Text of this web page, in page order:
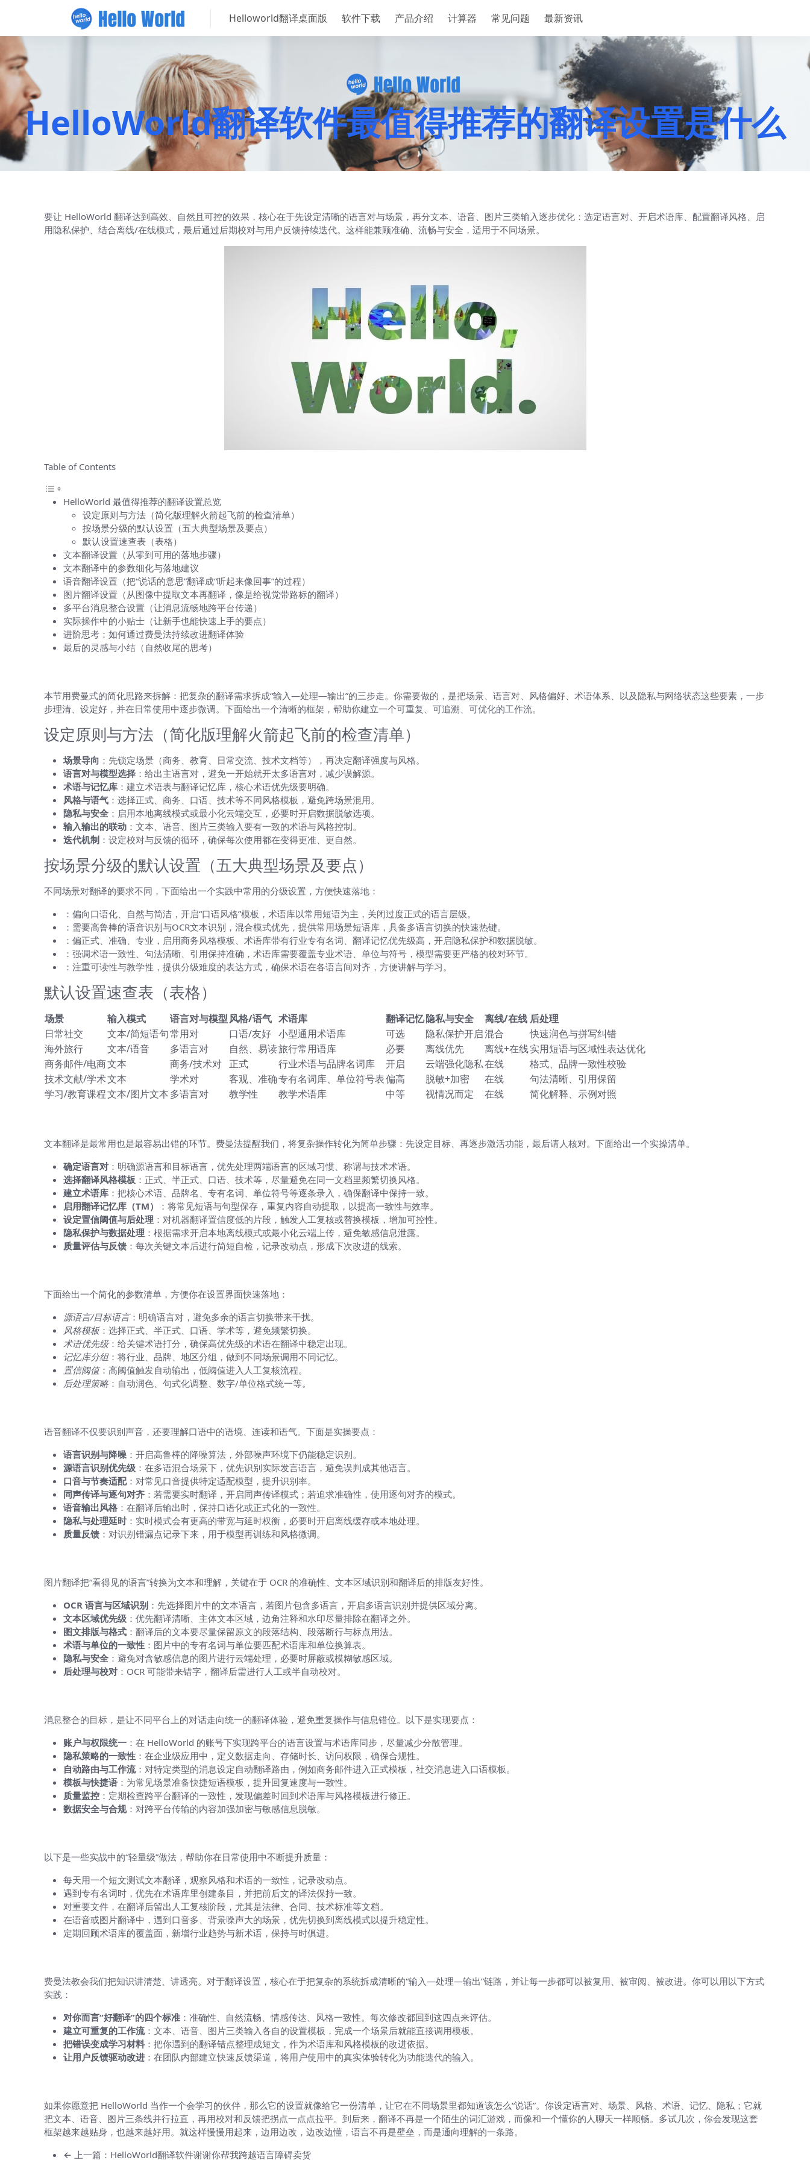
Helloworld翻译桌面版 软件下载 产品介绍 计算器 常见问题 最新资讯
HelloWorld翻译软件最值得推荐的翻译设置是什么
要让 HelloWorld 翻译达到高效、自然且可控的效果，核心在于先设定清晰的语言对与场景，再分文本、语音、图片三类输入逐步优化：选定语言对、开启术语库、配置翻译风格、启
用隐私保护、结合离线/在线模式，最后通过后期校对与用户反馈持续迭代。这样能兼顾准确、流畅与安全，适用于不同场景。
Table of Contents
HelloWorld 最值得推荐的翻译设置总览
设定原则与方法（简化版理解火箭起飞前的检查清单）
按场景分级的默认设置（五大典型场景及要点）
默认设置速查表（表格）
文本翻译设置（从零到可用的落地步骤）
文本翻译中的参数细化与落地建议
语音翻译设置（把“说话的意思”翻译成“听起来像回事”的过程）
图片翻译设置（从图像中提取文本再翻译，像是给视觉带路标的翻译）
多平台消息整合设置（让消息流畅地跨平台传递）
实际操作中的小贴士（让新手也能快速上手的要点）
进阶思考：如何通过费曼法持续改进翻译体验
最后的灵感与小结（自然收尾的思考）
本节用费曼式的简化思路来拆解：把复杂的翻译需求拆成“输入—处理—输出”的三步走。你需要做的，是把场景、语言对、风格偏好、术语体系、以及隐私与网络状态这些要素，一步
步理清、设定好，并在日常使用中逐步微调。下面给出一个清晰的框架，帮助你建立一个可重复、可追溯、可优化的工作流。
设定原则与方法（简化版理解火箭起飞前的检查清单）
场景导向 ：先锁定场景（商务、教育、日常交流、技术文档等），再决定翻译强度与风格。
语言对与模型选择：给出主语言对，避免一开始就开太多语言对，减少误解源。
术语与记忆库：建立术语表与翻译记忆库，核心术语优先级要明确。
风格与语气：选择正式、商务、口语、技术等不同风格模板，避免跨场景混用。
隐私与安全：启用本地离线模式或最小化云端交互，必要时开启数据脱敏选项。
输入输出的联动：文本、语音、图片三类输入要有一致的术语与风格控制。
迭代机制：设定校对与反馈的循环，确保每次使用都在变得更准、更自然。
按场景分级的默认设置（五大典型场景及要点）
不同场景对翻译的要求不同，下面给出一个实践中常用的分级设置，方便快速落地：
：偏向口语化、自然与简洁，开启“口语风格”模板，术语库以常用短语为主，关闭过度正式的语言层级。
：需要高鲁棒的语音识别与OCR文本识别，混合模式优先，提供常用场景短语库，具备多语言切换的快速热键。
：偏正式、准确、专业，启用商务风格模板、术语库带有行业专有名词、翻译记忆优先级高，开启隐私保护和数据脱敏。
：强调术语一致性、句法清晰、引用保持准确，术语库需要覆盖专业术语、单位与符号，模型需要更严格的校对环节。
：注重可读性与教学性，提供分级难度的表达方式，确保术语在各语言间对齐，方便讲解与学习。
默认设置速查表（表格）
场景 输入模式 语言对与模型风格/语气 术语库 翻译记忆隐私与安全 离线/在线 后处理
日常社交
文本/简短语句常用对 口语/友好 小型通用术语库 可选 隐私保护开启混合
快速润色与拼写纠错
海外旅行
文本/语音 多语言对 自然、易读旅行常用语库 必要 离线优先 离线+在线实用短语与区域性表达优化
商务邮件/电商文本 商务/技术对 正式 行业术语与品牌名词库 开启 云端强化隐私在线
格式、品牌一致性校验
技术文献/学术文本 学术对 客观、准确专有名词库、单位符号表偏高 脱敏+加密 在线
句法清晰、引用保留
学习/教育课程文本/图片文本多语言对 教学性 教学术语库 中等 视情况而定 在线 简化解释、示例对照
文本翻译是最常用也是最容易出错的环节。费曼法提醒我们，将复杂操作转化为简单步骤：先设定目标、再逐步激活功能，最后请人核对。下面给出一个实操清单。
确定语言对：明确源语言和目标语言，优先处理两端语言的区域习惯、称谓与技术术语。
选择翻译风格模板 ：正式、半正式、口语、技术等，尽量避免在同一文档里频繁切换风格。
建立术语库：把核心术语、品牌名、专有名词、单位符号等逐条录入，确保翻译中保持一致。
启用翻译记忆库（TM）
：将常见短语与句型保存，重复内容自动提取，以提高一致性与效率。
设定置信阈值与后处理 ：对机器翻译置信度低的片段，触发人工复核或替换模板，增加可控性。
隐私保护与数据处理 ：根据需求开启本地离线模式或最小化云端上传，避免敏感信息泄露。
质量评估与反馈：每次关键文本后进行简短自检，记录改动点，形成下次改进的线索。
下面给出一个简化的参数清单，方便你在设置界面快速落地：
源语言/目标语言：明确语言对，避免多余的语言切换带来干扰。
风格模板：选择正式、半正式、口语、学术等，避免频繁切换。
术语优先级：给关键术语打分，确保高优先级的术语在翻译中稳定出现。
记忆库分组：将行业、品牌、地区分组，做到不同场景调用不同记忆。
置信阈值：高阈值触发自动输出，低阈值进入人工复核流程。
后处理策略：自动润色、句式化调整、数字/单位格式统一等。
语音翻译不仅要识别声音，还要理解口语中的语境、连读和语气。下面是实操要点：
语言识别与降噪：开启高鲁棒的降噪算法，外部噪声环境下仍能稳定识别。
源语言识别优先级：在多语混合场景下，优先识别实际发言语言，避免误判成其他语言。
口音与节奏适配：对常见口音提供特定适配模型，提升识别率。
同声传译与逐句对齐：若需要实时翻译，开启同声传译模式；若追求准确性，使用逐句对齐的模式。
语音输出风格：在翻译后输出时，保持口语化或正式化的一致性。
隐私与处理延时：实时模式会有更高的带宽与延时权衡，必要时开启离线缓存或本地处理。
质量反馈：对识别错漏点记录下来，用于模型再训练和风格微调。
图片翻译把“看得见的语言”转换为文本和理解，关键在于 OCR 的准确性、文本区域识别和翻译后的排版友好性。
OCR 语言与区域识别：先选择图片中的文本语言，若图片包含多语言，开启多语言识别并提供区域分离。
文本区域优先级：优先翻译清晰、主体文本区域，边角注释和水印尽量排除在翻译之外。
图文排版与格式：翻译后的文本要尽量保留原文的段落结构、段落断行与标点用法。
术语与单位的一致性：图片中的专有名词与单位要匹配术语库和单位换算表。
隐私与安全：避免对含敏感信息的图片进行云端处理，必要时屏蔽或模糊敏感区域。
后处理与校对：OCR 可能带来错字，翻译后需进行人工或半自动校对。
消息整合的目标，是让不同平台上的对话走向统一的翻译体验，避免重复操作与信息错位。以下是实现要点：
账户与权限统一：在 HelloWorld 的账号下实现跨平台的语言设置与术语库同步，尽量减少分散管理。
隐私策略的一致性：在企业级应用中，定义数据走向、存储时长、访问权限，确保合规性。
自动路由与工作流：对特定类型的消息设定自动翻译路由，例如商务邮件进入正式模板，社交消息进入口语模板。
模板与快捷语：为常见场景准备快捷短语模板，提升回复速度与一致性。
质量监控：定期检查跨平台翻译的一致性，发现偏差时回到术语库与风格模板进行修正。
数据安全与合规：对跨平台传输的内容加强加密与敏感信息脱敏。
以下是一些实战中的“轻量级”做法，帮助你在日常使用中不断提升质量：
每天用一个短文测试文本翻译，观察风格和术语的一致性，记录改动点。
遇到专有名词时，优先在术语库里创建条目，并把前后文的译法保持一致。
对重要文件，在翻译后留出人工复核阶段，尤其是法律、合同、技术标准等文档。
在语音或图片翻译中，遇到口音多、背景噪声大的场景，优先切换到离线模式以提升稳定性。
定期回顾术语库的覆盖面，新增行业趋势与新术语，保持与时俱进。
费曼法教会我们把知识讲清楚、讲透亮。对于翻译设置，核心在于把复杂的系统拆成清晰的“输入—处理—输出”链路，并让每一步都可以被复用、被审阅、被改进。你可以用以下方式
实践：
对你而言“好翻译”的四个标准：准确性、自然流畅、情感传达、风格一致性。每次修改都回到这四点来评估。
建立可重复的工作流：文本、语音、图片三类输入各自的设置模板，完成一个场景后就能直接调用模板。
把错误变成学习材料：把你遇到的翻译错点整理成短文，作为术语库和风格模板的改进依据。
让用户反馈驱动改进：在团队内部建立快速反馈渠道，将用户使用中的真实体验转化为功能迭代的输入。
如果你愿意把 HelloWorld 当作一个会学习的伙伴，那么它的设置就像给它一份清单，让它在不同场景里都知道该怎么“说话”。你设定语言对、场景、风格、术语、记忆、隐私；它就
把文本、语音、图片三条线并行拉直，再用校对和反馈把拐点一点点拉平。到后来，翻译不再是一个陌生的词汇游戏，而像和一个懂你的人聊天一样顺畅。多试几次，你会发现这套
框架越来越贴身，也越来越好用。就这样慢慢用起来，边用边改，边改边懂，语言不再是壁垒，而是通向理解的一条路。
← 上一篇：HelloWorld翻译软件谢谢你帮我跨越语言障碍卖货